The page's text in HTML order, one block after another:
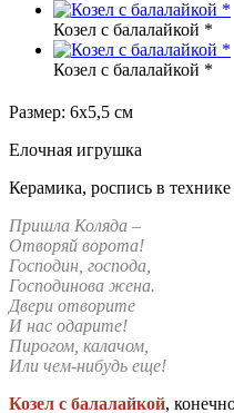
Козел с балалайкой *
Козел с балалайкой *
Размер: 6х5,5 см
Елочная игрушка
Керамика, роспись в
Пришла Коляда –
Отворяй ворота!
Господин, господа,
Господинова жена.
Двери отворите
И нас одарите!
Пирогом, калачом,
Или чем-нибудь еще!
Козел с балалайкой,